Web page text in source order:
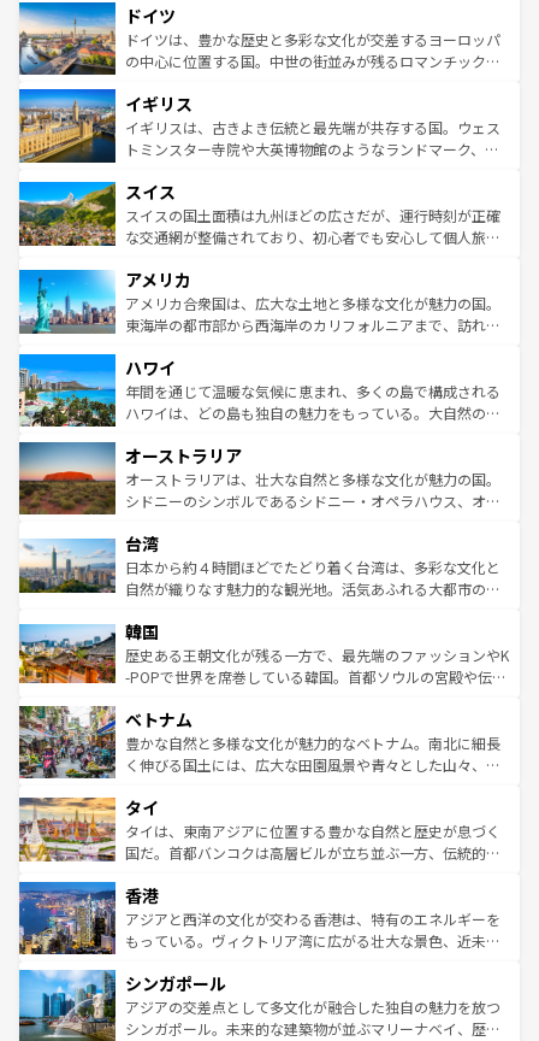
せる。地方によって風土や気候が異なるスペインはその個
性で訪れる人を魅了する。 なお、新着のスペイン情報は コ
ンテンツ一覧を参照してほしい。
で、幅広い魅力が詰まっている。華麗な宮殿、歴史的な大
聖堂、美しいビーチ、そして豊かな自然が、訪れる者を心
から魅了する。また、フランスは美食の国としても知ら
いる。シャンパンの発祥地であるランス、プロヴァンスの
香り高いラベンダー畑など、多彩な楽しみ方が可能だ。さ
らに、パリ以外の地域にも魅力が溢れており、どの街角に
れる地方に足を運ぶとそれぞれで全く異なる文化を体験で
きるだろう。 なお、新着のフランス情報はコンテンツ一覧
を参照してほしい。
ドイツ
ドイツは、豊かな歴史と多彩な文化が交差するヨーロッパ
の中心に位置する国。中世の街並みが残るロマンチック街
顔を持つこの国は、どこを歩いても飽きることがない。ベ
ルリンの文化的活気、バイエルン州のアルプスの絶景、そ
してライン川沿いのワイン畑といった風景は必見。ビール
は、お酒好きな人にはぜひ体験してほしい。 なお、新着の
ドイツ情報はコンテンツ一覧を参照してほしい。
イギリス
イギリスは、古きよき伝統と最先端が共存する国。ウェス
トミンスター寺院や大英博物館のようなランドマーク、歴
リアごとに異なる魅力がある。また、優雅なアフタヌーン
ティー、ビール好きにはたまらない英国パブ、サッカー観
戦など、本場だからこそできる体験も豊富。イギリスを旅
ンツ一覧を参照してほしい。
スイス
スイスの国土面積は九州ほどの広さだが、運行時刻が正確
な交通網が整備されており、初心者でも安心して個人旅行
の建物がそのまま残る町や、スイスならではのユニークな
博物館もあり、アルプス観光だけでなく町歩きも満喫する
ことができる。国民の所得が高いため物価も高いが、旅行
ば市内交通費無料で観光を楽しむこともできる。 なお、新
着のスイス情報はコンテンツ一覧 を参照してほしい。
アメリカ
アメリカ合衆国は、広大な土地と多様な文化が魅力の国。
東海岸の都市部から西海岸のカリフォルニアまで、訪れる
のような巨大都市は、観光、ショッピング、エンターテイ
ンメントが詰まった刺激的なスポットだ。一方、アメリカ
西部には大自然が広がり、グランドキャニオンやイエロー
部のニューオーリンズでは、音楽と美食が融合した独特の
文化が魅力。旅行者はアメリカの各地域で異なる魅力を楽
しみながら、その多様性と豊かな歴史を感じることができ
ならではの贅沢な旅のスタイルだ。 なお、新着のアメリカ
情報はコンテンツ一覧を参照してほしい。
ハワイ
年間を通じて温暖な気候に恵まれ、多くの島で構成される
ハワイは、どの島も独自の魅力をもっている。大自然の神
ワイ島は見逃せない。また、定番の観光地といえばオアフ
島だが、静かな自然を求めるならマウイ島やカウアイ島が
おすすめ。エメラルドグリーンに輝く海をはじめ、豊かな
れるおもてなしの心で訪れる人々を迎えてくれるハワイの
人々、おいしいローカルフードやハワイアンミュージッ
ク、伝統的なフラダンスなど、すべてがハワイの魅力を彩
ワイを、存分に味わってほしい。 なお、新着のハワイ情報
はコンテンツ一覧を参照してほしい。
オーストラリア
オーストラリアは、壮大な自然と多様な文化が魅力の国。
シドニーのシンボルであるシドニー・オペラハウス、オー
リアリーフや大陸中央部にそびえるウルル（エアーズロッ
ク）、タスマニアの美しい原生林やケアンズの熱帯雨林な
ど、見どころがたくさん。また、カフェやワイン、オージ
いる。アクティビティも充実しており、サーフィンやダイ
ビング、ハイキングなど、アウトドア好きにはたまらな
い。オーストラリアの多彩な魅力を存分に味わいつくそ
参照してほしい。
台湾
日本から約４時間ほどでたどり着く台湾は、多彩な文化と
自然が織りなす魅力的な観光地。活気あふれる大都市の台
ン）、静ひつな山岳地帯である台湾東部など、都市の喧騒
と山間の静けさが共存しており、訪れる人に新しい発見と
驚きをもたらしてくれる。また、奥深い台湾の食文化も魅
容にもいいと評判のスイーツなど、バラエティ豊かな料理
が味わえる。 なお、新着の台湾情報は コンテンツ一覧を参
照してほしい。
韓国
歴史ある王朝文化が残る一方で、最先端のファッションやK
-POPで世界を席巻している韓国。首都ソウルの宮殿や伝統
き、地方に足を延ばせば四季折々の自然美を楽しむことが
できる。そして、キムチや焼肉、絶品のストリートフード
まで、さまざまな韓国料理が待っている。夜には、韓国な
リティに包まれながら、韓国の多彩な魅力を心ゆくまで味
わってみてほしい。 なお、新着の韓国情報はコンテンツ一
覧を参照してほしい。
ベトナム
豊かな自然と多様な文化が魅力的なベトナム。南北に細長
く伸びる国土には、広大な田園風景や青々とした山々、世
急速な発展と共に伝統が息づく。ハノイの古い町並みやホ
ーチミン市のフランス統治時代の建物も、独特の雰囲気を
醸し出している。また、バラエティの豊かさとおいしさで
とつ。フォーやバインミー、ベトナムコーヒーなどは、ぜ
ひ現地で味わいたい。どの地域を訪れてもあたたかい人々
が旅行者を迎えてくれるので、きっと忘れられない旅にな
参照してほしい。
タイ
タイは、東南アジアに位置する豊かな自然と歴史が息づく
国だ。首都バンコクは高層ビルが立ち並ぶ一方、伝統的な
の活気が交差している。北部ではチェンマイなどの山岳地
帯で自然と触れ合い、南部ではプーケットやクラビの美し
いビーチでリゾート気分を楽しむことができる。タイ料理
激する。気候は一年中温暖で、どの季節にも異なる楽しみ
が待っている。親しみやすいタイの人々、仏教を中心とし
た文化、そして多様な観光資源が、訪れる旅人を魅了し続
香港
アジアと西洋の文化が交わる香港は、特有のエネルギーを
もっている。ヴィクトリア湾に広がる壮大な景色、近未来
み、どこを訪れても感動するはず。観光スポットが密集し
ており、効率よく見どころを回れるのも魅力。息をのむよ
うな絶景から文化的な体験まで、香港を存分に楽しみ尽く
シンガポール
アジアの交差点として多文化が融合した独自の魅力を放つ
シンガポール。未来的な建築物が並ぶマリーナベイ、歴史